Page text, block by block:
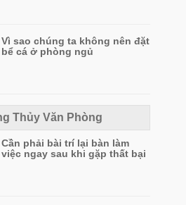
Vì sao chúng ta không nên đặt
bể cá ở phòng ngủ
Thủy Văn Phòng
Cần phải bài trí lại bàn làm
việc ngay sau khi gặp thất bại